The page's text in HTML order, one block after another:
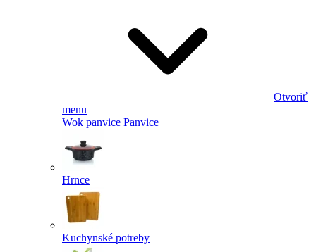
Otvoriť
menu
Wok panvice Panvice
Hrnce
Kuchynské potreby